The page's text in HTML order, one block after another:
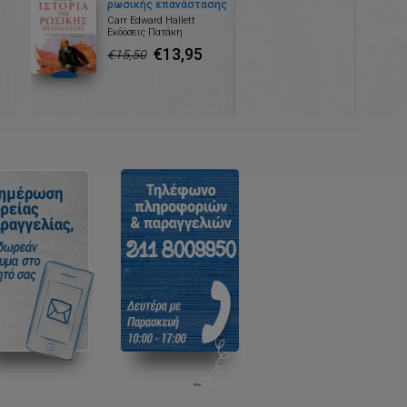
ρωσικής επανάστασης
Carr Edward Hallett
Εκδόσεις Πατάκη
€15,50 €13,95